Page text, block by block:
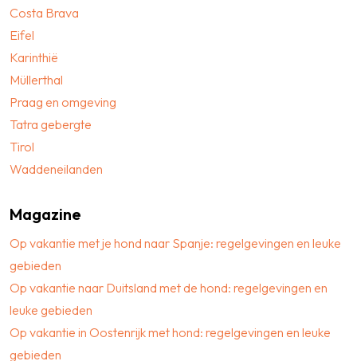
Costa Brava
Eifel
Karinthië
Müllerthal
Praag en omgeving
Tatra gebergte
Tirol
Waddeneilanden
Magazine
Op vakantie met je hond naar Spanje: regelgevingen en leuke
gebieden
Op vakantie naar Duitsland met de hond: regelgevingen en
leuke gebieden
Op vakantie in Oostenrijk met hond: regelgevingen en leuke
gebieden